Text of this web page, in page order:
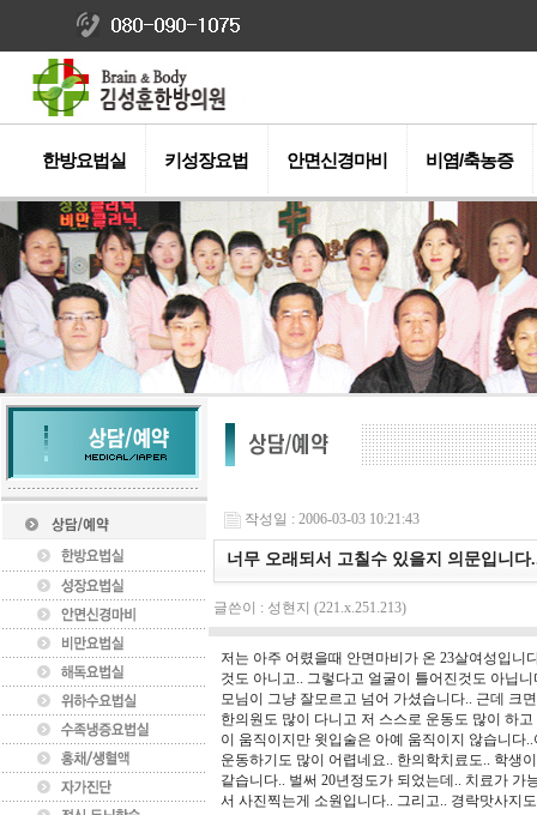
한방요법실 키성장요법 안면신경마비 비염/축농증
작성일 : 2006-03-03 10:21:43
너무 오래되서 고칠수 있을지 의문입니다
글쓴이 : 성현지 (221.x.251.213)
저는 아주 어렸을때 안면마비가 온 23살여성입
것도 아니고.. 그렇다고 얼굴이 틀어진것도 아닙
모님이 그냥 잘모르고 넘어 가셨습니다.. 근데 크
한의원도 많이 다니고 저 스스로 운동도 많이 하
이 움직이지만 윗입술은 아예 움직이지 않습니다
운동하기도 많이 어렵네요.. 한의학치료도.. 학생
같습니다.. 벌써 20년정도가 되었는데.. 치료가
서 사진찍는게 소원입니다.. 그리고.. 경락맛사지